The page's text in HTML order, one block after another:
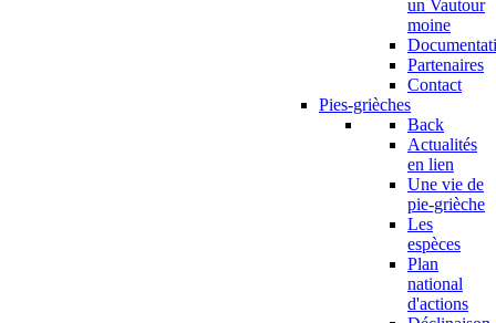
un Vautour
moine
Partenaires
Contact
Pies-grièches
Back
Actualités
en lien
Une vie de
pie-grièche
Les
espèces
Plan
national
d'actions